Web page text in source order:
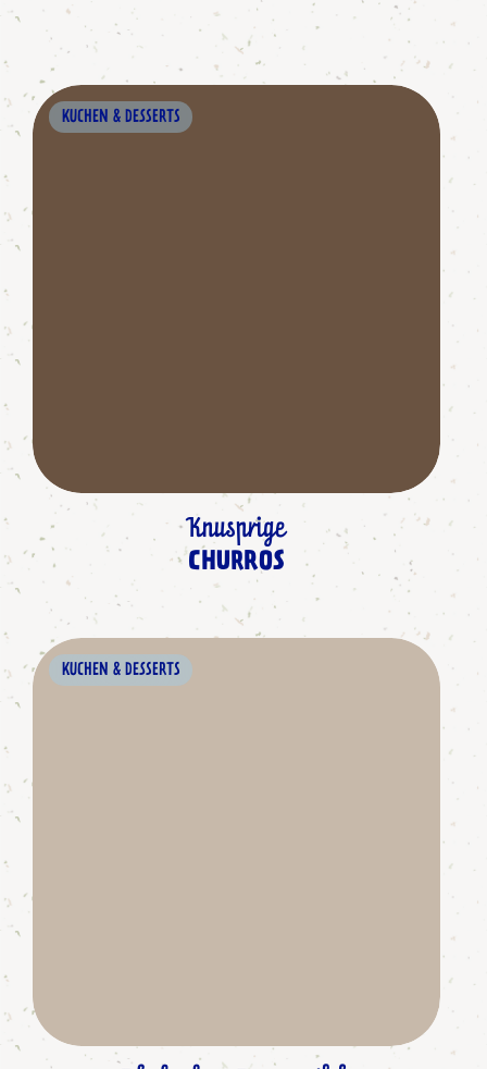
KUCHEN & DESSERTS
Knusprige
CHURROS
KUCHEN & DESSERTS